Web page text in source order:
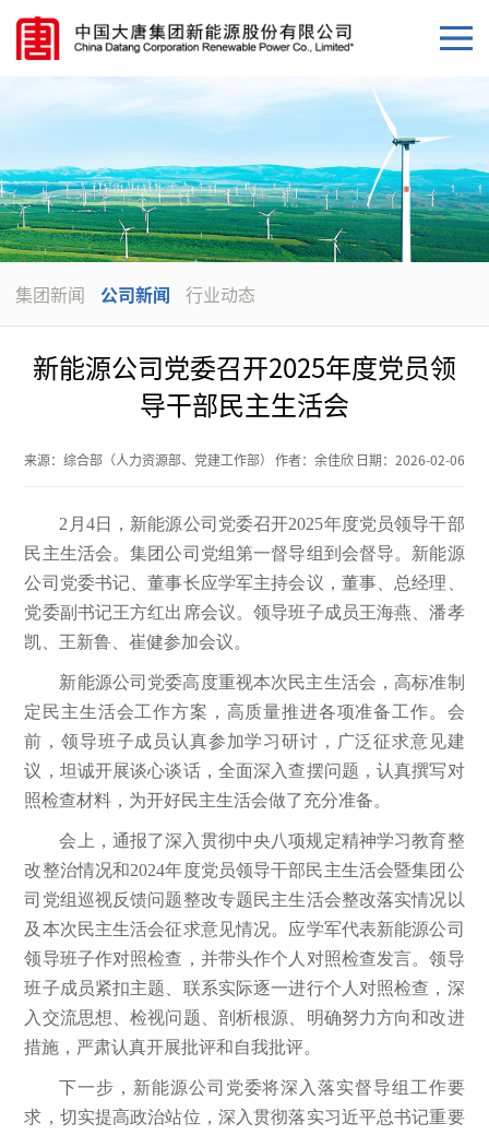
集团新闻 公司新闻 行业动态
新能源公司党委召开2025年度党员领
导干部民主生活会
来源：综合部（人力资源部、党建工作部） 作者： 余佳欣 日期： 2026-02-06
2月4日，新能源公司党委召开2025年度党员领导干部
民主生活会。集团公司党组第一督导组到会督导。新能源
公司党委书记、董事长应学军主持会议，董事、总经理、
党委副书记王方红出席会议。领导班子成员王海燕、潘孝
凯、王新鲁、崔健参加会议。
新能源公司党委高度重视本次民主生活会，高标准制
定民主生活会工作方案，高质量推进各项准备工作。会
前，领导班子成员认真参加学习研讨，广泛征求意见建
议，坦诚开展谈心谈话，全面深入查摆问题，认真撰写对
照检查材料，为开好民主生活会做了充分准备。
会上，通报了深入贯彻中央八项规定精神学习教育整
改整治情况和2024年度党员领导干部民主生活会暨集团公
司党组巡视反馈问题整改专题民主生活会整改落实情况以
及本次民主生活会征求意见情况。应学军代表新能源公司
领导班子作对照检查，并带头作个人对照检查发言。领导
班子成员紧扣主题、联系实际逐一进行个人对照检查，深
入交流思想、检视问题、剖析根源、明确努力方向和改进
措施，严肃认真开展批评和自我批评。
下一步，新能源公司党委将深入落实督导组工作要
求，切实提高政治站位，深入贯彻落实习近平总书记重要